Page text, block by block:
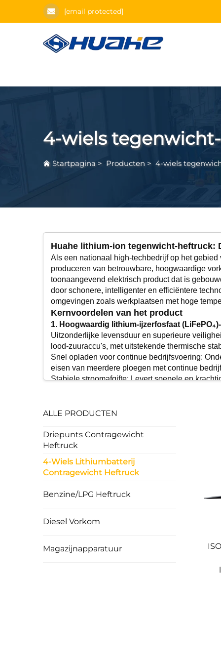
[email protected]
4-wiels
Startpagina > Producten > 4-wiels
Huahe lithium-ion tegenwicht-heftruck:
Als een nationaal high-techbedrijf op het
produceren van betrouwbare, hoogwaardige
toonaangevend elektrisch product dat is
door schonere, intelligenter en efficiëntere
omgevingen zoals werkplaatsen met hoge
Kernvoordelen van het product
1. Hoogwaardig lithium-ijzerfosfaat
Uitzonderlijke levensduur en superieure
lood-zuuraccu's, met uitstekende thermische
Snel opladen voor continue bedrijfsvoering:
eisen van meerdere ploegen met continue
Stabiele stroomafgifte: Levert soepele en
Geviseerde gegevensmonitoring: Bewaakt in
Waarschuwingen en intelligente
gemaximaliseerd en het risico op ongeplande
Gebruiksvriendelijke interface: Een intuïtieve
vergemakkelijkt.
3. Uitstekende wendbaarheid en
Wendbare prestaties: Een compacte
manoeuvreren in smalle gangen mogelijk,
Comfortabele bediening: Kenmerken zoals
productiviteit tijdens lange diensten.
4. Robuuste prestaties voor complexe
Volledige scenario-aanpasbaarheid: Speciaal
omstandigheden, en onderworpen aan strenge
Krachtige laadverwerkingscapaciteit:
5. Milieuvriendelijkheid en lage totale
Uitstootvrije werking: Produceert geen
Lagere totale kosten: Aanzienlijk lagere
Langetermijn economische waarde: De lange
ALLE PRODUCTEN
Driepunts Contragewicht
Heftruck
4-Wiels Lithiumbatterij
Contragewicht Heftruck
Benzine/LPG Heftruck
Diesel Vorkom
Magazijnapparatuur